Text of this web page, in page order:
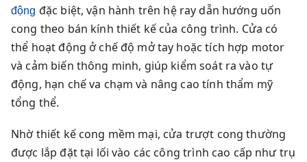
động đặc biệt, vận hành trên hệ ray dẫn hướng uốn
cong theo bán kính thiết kế của công trình. Cửa có
thể hoạt động ở chế độ mở tay hoặc tích hợp motor
và cảm biến thông minh, giúp kiểm soát ra vào tự
động, hạn chế va chạm và nâng cao tính thẩm mỹ
tổng thể.
Nhờ thiết kế cong mềm mại, cửa trượt cong thường
được lắp đặt tại lối vào các công trình cao cấp như trụ